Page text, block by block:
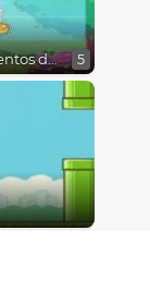
Encantamientos de Burbujas 5